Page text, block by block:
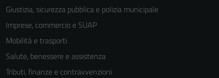
Giustizia, sicurezza pubblica e polizia municipale
Imprese, commercio e SUAP
Mobilità e trasporti
Salute, benessere e assistenza
Tributi, finanze e contravvenzioni